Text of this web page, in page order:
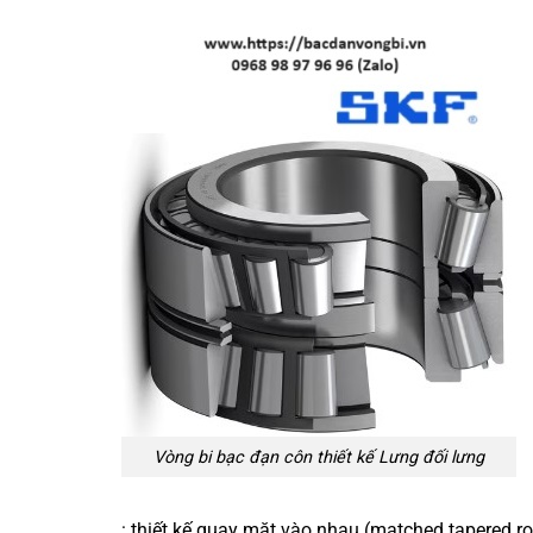
Vòng bi bạc đạn côn thiết kế Lưng đối lưng